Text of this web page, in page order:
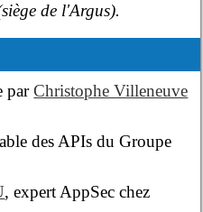
de l'Argus).
parChristophe Villeneuve
des APIs du Groupe
, expert AppSec chez